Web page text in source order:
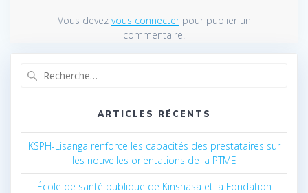
Vous devez vous connecterpour publier un
commentaire.
ARTICLES RÉCENTS
KSPH-Lisanga renforce les capacités des prestataires sur
les nouvelles orientations de la PTME
École de santé publique de Kinshasa et la Fondation